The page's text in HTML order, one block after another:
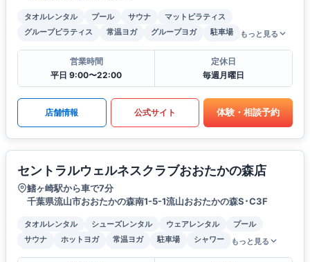
タオルレンタル プール サウナ
マットピラティス
グループピラティス
常温ヨガ グループヨガ 駐車場 もっと見る
営業時間
平日 9:00〜22:00
定休日
毎週月曜日
店舗情報 公式サイト 体験・相談予約
セントラルウェルネスクラブおおたかの森店
鰭ヶ崎駅から車で7分
千葉県流山市おおたかの森南1-5-1流山おおたかの森S･C3F
タオルレンタル シューズレンタル ウェアレンタル
プール
サウナ
ホットヨガ 常温ヨガ 駐車場 シャワー もっと見る